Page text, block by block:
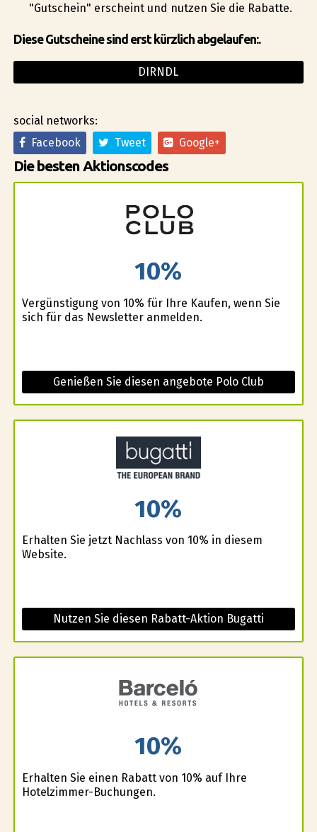
"Gutschein" erscheint und nutzen Sie die Rabatte.
Diese Gutscheine sind erst kürzlich abgelaufen:.
DIRNDL
social networks:
Facebook
Tweet Google+
Die besten Aktionscodes
10%
Vergünstigung von 10% für Ihre Kaufen, wenn Sie
sich für das Newsletter anmelden.
Genießen Sie diesen angebote Polo Club
10%
Erhalten Sie jetzt Nachlass von 10% in diesem
Website.
Nutzen Sie diesen Rabatt-Aktion Bugatti
10%
Erhalten Sie einen Rabatt von 10% auf Ihre
Hotelzimmer-Buchungen.